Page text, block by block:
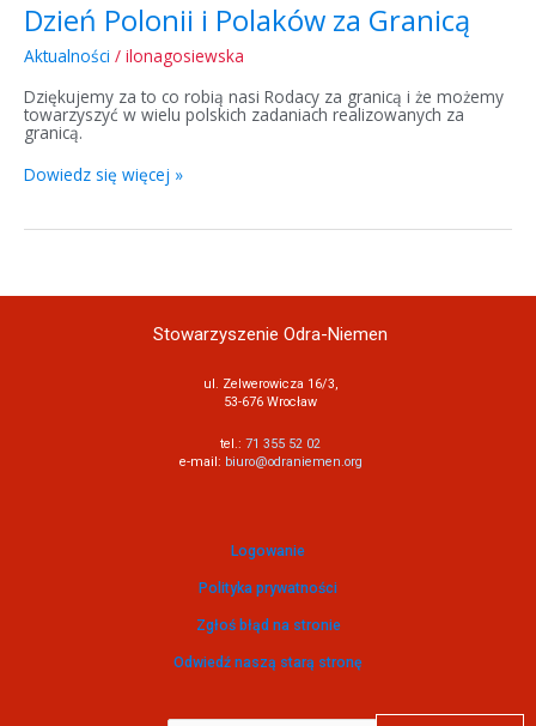
Dzień Polonii i Polaków za Granicą
Aktualności / ilonagosiewska
Dziękujemy za to co robią nasi Rodacy za granicą i że możemy
towarzyszyć w wielu polskich zadaniach realizowanych za
granicą.
Dowiedz się więcej »
Stowarzyszenie Odra-Niemen
ul. Zelwerowicza 16/3,
53-676 Wrocław
tel.: 71 355 52 02
e-mail: biuro@odraniemen.org
Logowanie
Polityka prywatności
Zgłoś błąd na stronie
Odwiedź naszą starą stronę
Szukaj